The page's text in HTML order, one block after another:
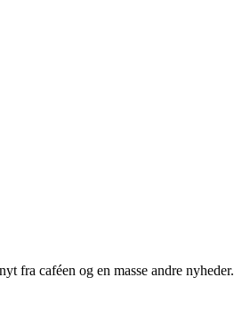
fra caféen og en masse andre nyheder.